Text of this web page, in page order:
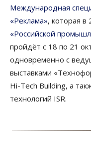
Международная
«Реклама», которая в
«Российской
пройдёт с 18 по 21
одновременно с
выставками
Hi-Tech Building, а
технологий ISR.